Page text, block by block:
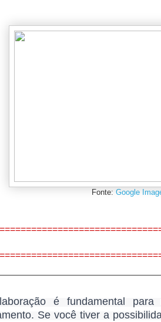
Fonte: Google
é fundamental
Se você tiver a